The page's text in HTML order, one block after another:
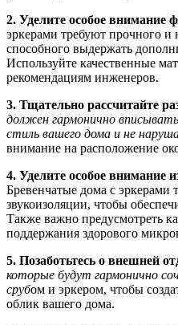
2. Уделите особое внимание
эркерами требуют прочного и
способного выдержать
Используйте качественные
рекомендациям инженеров.
3. Тщательно рассчитайте
должен гармонично
стиль вашего дома и не
внимание на расположение
4. Уделите особое внимание
Бревенчатые дома с эркерами
звукоизоляции, чтобы
Также важно предусмотреть
поддержания здорового
5. Позаботьтесь о внешней
которые будут гармонично
срубом и эркером, чтобы
облик вашего дома.